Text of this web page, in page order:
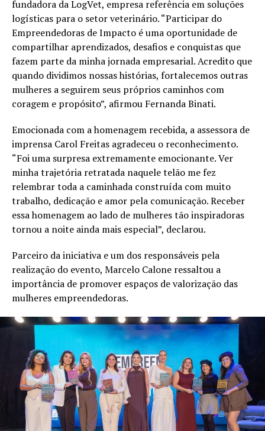
fundadora da LogVet, empresa referência em soluções
logísticas para o setor veterinário. “Participar do
Empreendedoras de Impacto é uma oportunidade de
compartilhar aprendizados, desafios e conquistas que
fazem parte da minha jornada empresarial. Acredito que
quando dividimos nossas histórias, fortalecemos outras
mulheres a seguirem seus próprios caminhos com
coragem e propósito”, afirmou Fernanda Binati.
Emocionada com a homenagem recebida, a assessora de
imprensa Carol Freitas agradeceu o reconhecimento.
“Foi uma surpresa extremamente emocionante. Ver
minha trajetória retratada naquele telão me fez
relembrar toda a caminhada construída com muito
trabalho, dedicação e amor pela comunicação. Receber
essa homenagem ao lado de mulheres tão inspiradoras
tornou a noite ainda mais especial”, declarou.
Parceiro da iniciativa e um dos responsáveis pela
realização do evento, Marcelo Calone ressaltou a
importância de promover espaços de valorização das
mulheres empreendedoras.